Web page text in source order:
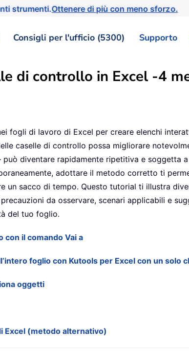
strumenti.Ottenere di più con meno sforzo.
Consigli per l'ufficio (5300) Supporto
di controllo in Excel -4
fogli di lavoro di Excel per creare elenchi
caselle di controllo possa migliorare
diventare rapidamente ripetitiva e soggetta
adottare il metodo corretto ti
un sacco di tempo. Questo tutorial ti illustra
da osservare, scenari applicabili e
del tuo foglio.
con il comando Vai a
foglio con Kutools per Excel con un solo
oggetti
Excel (metodo alternativo)